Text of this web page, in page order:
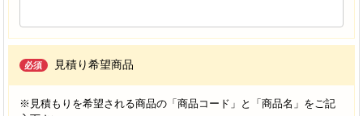
必須 見積り希望商品
※見積もりを希望される商品の「商品コード」と「商品名」をご記